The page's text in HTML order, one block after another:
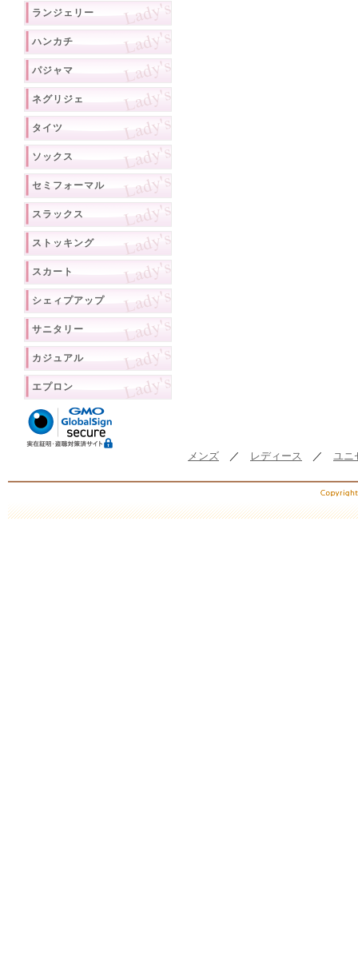
ランジェリー
ハンカチ
パジャマ
ネグリジェ
タイツ
ソックス
セミフォーマル
スラックス
ストッキング
スカート
シェィプアップ
サニタリー
カジュアル
エプロン
メンズ ／ レディース ／ ユニ